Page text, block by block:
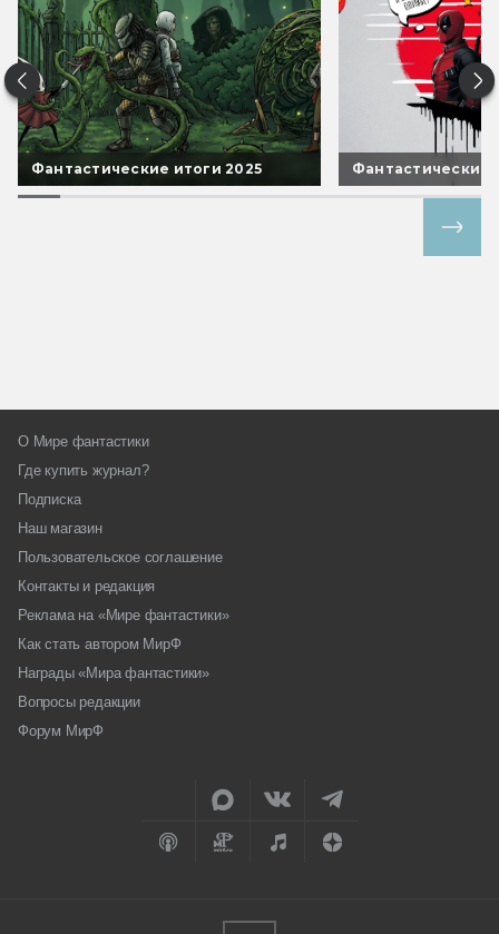
Фантастические итоги 2025 Фантастические
О Мире фантастики
Где купить журнал?
Подписка
Наш магазин
Пользовательское соглашение
Контакты и редакция
Реклама на «Мире фантастики»
Как стать автором МирФ
Награды «Мира фантастики»
Вопросы редакции
Форум МирФ